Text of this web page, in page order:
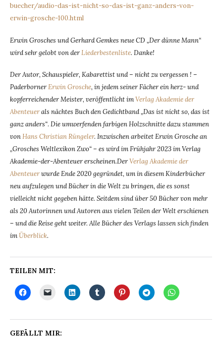
buecher/audio-das-ist-nicht-so-das-ist-ganz-anders-von-
erwin-grosche-100.html
Erwin Grosches und Gerhard Gemkes neue CD „Der dünne Mann“
wird sehr gelobt von derLiederbestenliste. Danke!
Der Autor, Schauspieler, Kabarettist und – nicht zu vergessen ! –
PaderbornerErwin Grosche, in jedem seiner Fächer ein herz- und
kopferreichender Meister, veröffentlicht imVerlag Akademie der
Abenteuerals nächtes Buch den Gedichtband „Das ist nicht so, das ist
ganz anders“. Die umwerfenden farbigen Holzschnitte dazu stammen
vonHans Christian Rüngeler. Inzwischen arbeitet Erwin Grosche an
„Grosches Weltlexikon Zwo“ – es wird im Frühjahr 2023 im Verlag
Akademie-der-Abenteuer erscheinen.DerVerlag Akademie der
Abenteuerwurde Ende 2020 gegründet, um in diesem Kinderbücher
neu aufzulegen und Bücher in die Welt zu bringen, die es sonst
vielleicht nicht gegeben hätte. Seitdem sind über 50 Bücher von mehr
als 20 Autorinnen und Autoren aus vielen Teilen der Welt erschienen
– und die Reise geht weiter. Alle Bücher des Verlags lassen sich finden
imÜberblick.
TEILEN MIT:
GEFÄLLT MIR: